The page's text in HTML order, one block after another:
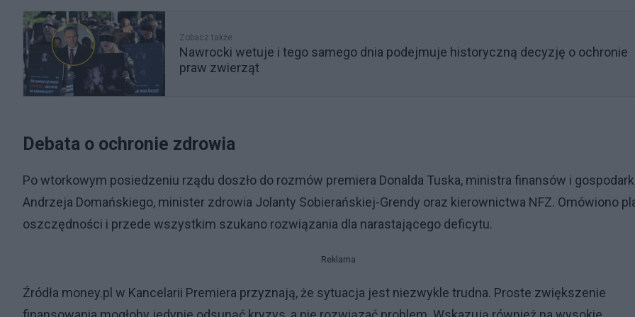
Zobacz także
Nawrocki wetuje i tego samego dnia podejmuje historyczną decyzję o ochronie
praw zwierząt
Debata o ochronie zdrowia
Po wtorkowym posiedzeniu rządu doszło do rozmów premiera Donalda Tuska, ministra finansów i
Andrzeja Domańskiego, minister zdrowia Jolanty Sobierańskiej-Grendy oraz kierownictwa NFZ. Omówiono
oszczędności i przede wszystkim szukano rozwiązania dla narastającego deficytu.
Reklama
Źródła money.pl w Kancelarii Premiera przyznają, że sytuacja jest niezwykle trudna. Proste zwiększenie